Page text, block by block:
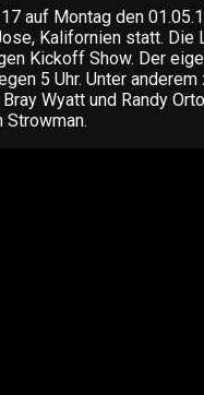
auf Montag den
Kalifornien statt. Die
Kickoff Show. Der
5 Uhr. Unter
Wyatt und Randy
Strowman.